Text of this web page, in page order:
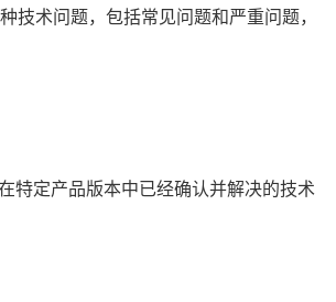
技术问题， 包括常见问题和严重问题，
特定产品版本中已经确认并解决的技术